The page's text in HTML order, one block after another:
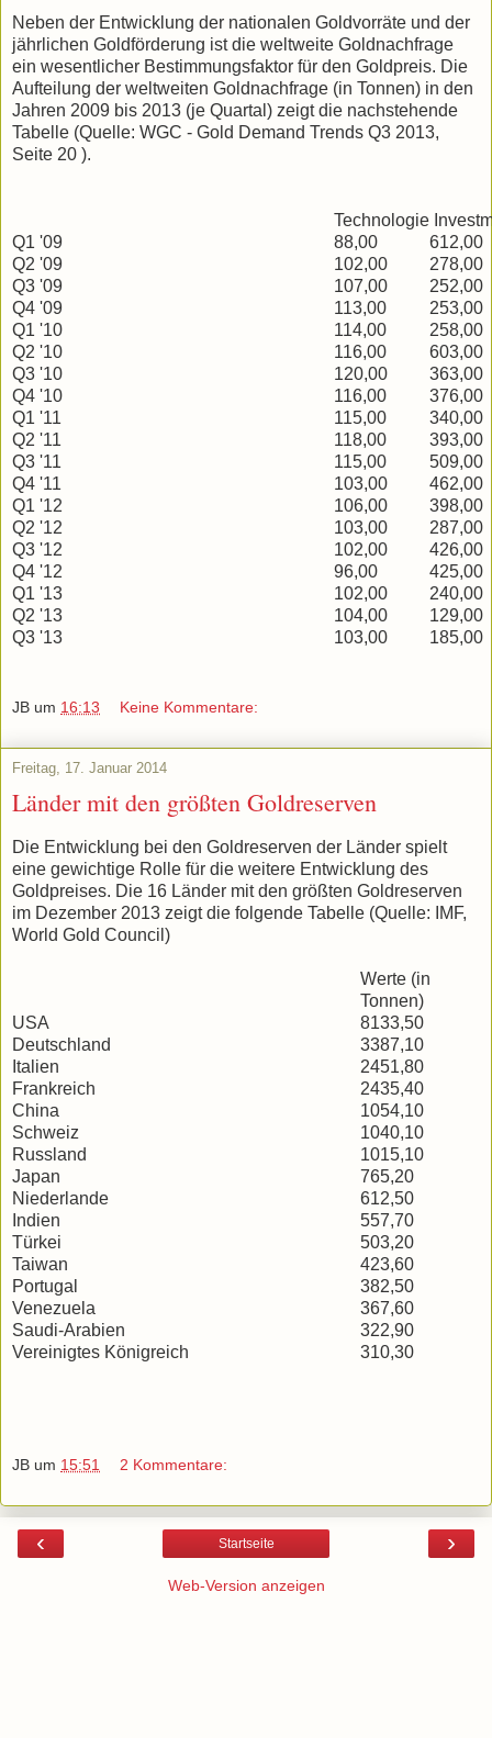
Neben der Entwicklung der nationalen Goldvorräte und der
jährlichen Goldförderung ist die weltweite Goldnachfrage
ein wesentlicher Bestimmungsfaktor für den Goldpreis. Die
Aufteilung der weltweiten Goldnachfrage (in Tonnen) in den
Jahren 2009 bis 2013 (je Quartal) zeigt die nachstehende
Tabelle (Quelle: WGC - Gold Demand Trends Q3 2013,
Seite 20 ).
Technologie
Q1 '09
88,00
612,00
Q2 '09
102,00
278,00
Q3 '09
107,00
252,00
Q4 '09
113,00
253,00
Q1 '10
114,00
258,00
Q2 '10
116,00
603,00
Q3 '10
120,00
363,00
Q4 '10
116,00
376,00
Q1 '11
115,00
340,00
Q2 '11
118,00
393,00
Q3 '11
115,00
509,00
Q4 '11
103,00
462,00
Q1 '12
106,00
398,00
Q2 '12
103,00
287,00
Q3 '12
102,00
426,00
Q4 '12
96,00
425,00
Q1 '13
102,00
240,00
Q2 '13
104,00
129,00
Q3 '13
103,00 185,00
JB um 16:13 Keine Kommentare:
Freitag, 17. Januar 2014
Länder mit den größten Goldreserven
Die Entwicklung bei den Goldreserven der Länder spielt
eine gewichtige Rolle für die weitere Entwicklung des
Goldpreises. Die 16 Länder mit den größten Goldreserven
im Dezember 2013 zeigt die folgende Tabelle (Quelle: IMF,
World Gold Council)
Werte (in
Tonnen)
USA
8133,50
Deutschland
3387,10
Italien
2451,80
Frankreich
2435,40
China
1054,10
Schweiz
1040,10
Russland
1015,10
Japan
765,20
Niederlande
612,50
Indien
557,70
Türkei
503,20
Taiwan
423,60
Portugal
382,50
Venezuela
367,60
Saudi-Arabien
322,90
Vereinigtes Königreich
310,30
JB um 15:51 2 Kommentare:
‹ ›
Startseite
Web-Version anzeigen